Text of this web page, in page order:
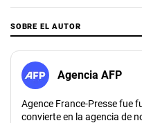
SOBRE EL AUTOR
Agencia AFP
Agence France-Presse fue
convierte en la agencia de